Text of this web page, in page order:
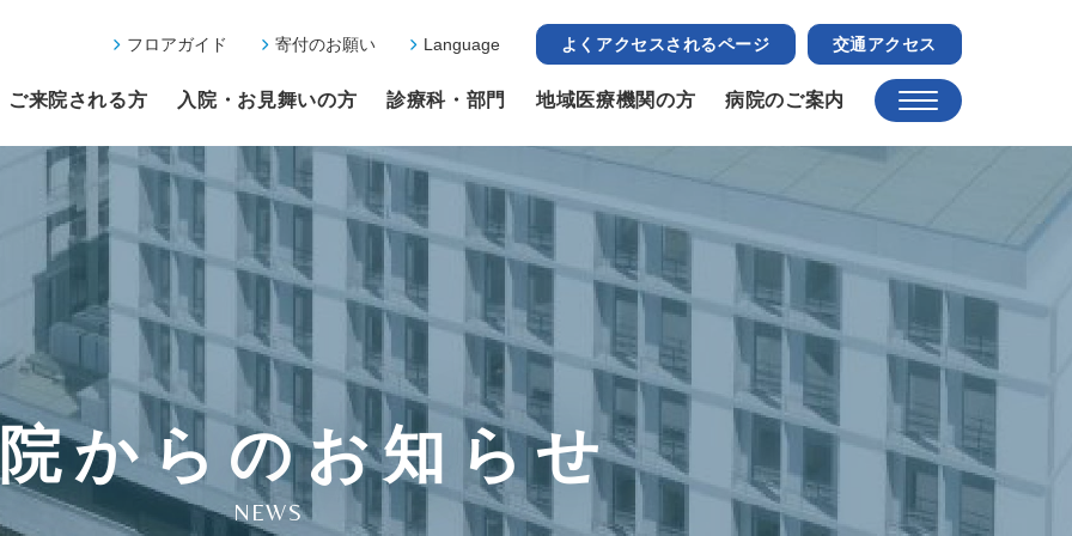
フロアガイド 寄付のお願い Language よくアクセスされるページ 交通アクセス
ご来院される方 入院・お見舞いの方 診療科・部門 地域医療機関の方 病院のご案内
からのお知らせ
NEWS